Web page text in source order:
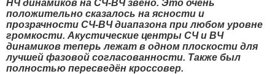
НЧ динамиков на СЧ-ВЧ звено. Это очень
положительно сказалось на ясности и
прозрачности СЧ-ВЧ диапазона при любом уровне
громкости. Акустические центры СЧ и ВЧ
динамиков теперь лежат в одном плоскости для
лучшей фазовой согласованности. Также был
полностью пересведён кроссовер.